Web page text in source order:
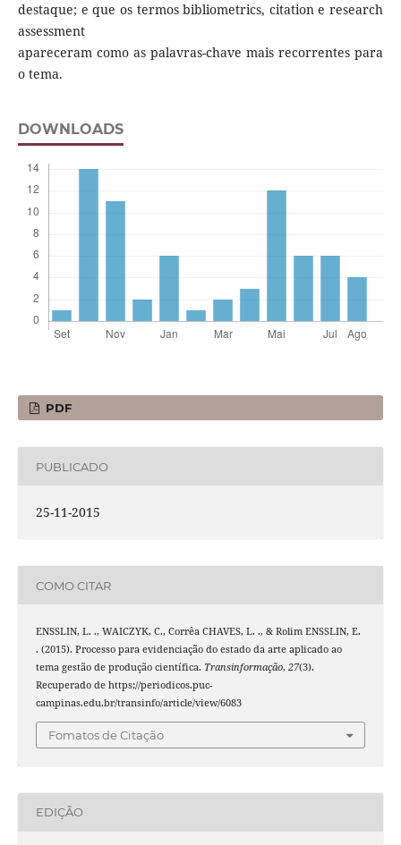
destaque; e que os termos bibliometrics, citation e research
assessment
apareceram como as palavras-chave mais recorrentes para
o tema.
DOWNLOADS
PDF
PUBLICADO
25-11-2015
COMO CITAR
ENSSLIN, L. ., WAICZYK, C., Corrêa CHAVES, L. ., & Rolim ENSSLIN, E.
. (2015). Processo para evidenciação do estado da arte aplicado ao
tema gestão de produção científica. Transinformação, 27(3).
Recuperado de https://periodicos.puc-
campinas.edu.br/transinfo/article/view/6083
Fomatos de Citação
EDIÇÃO